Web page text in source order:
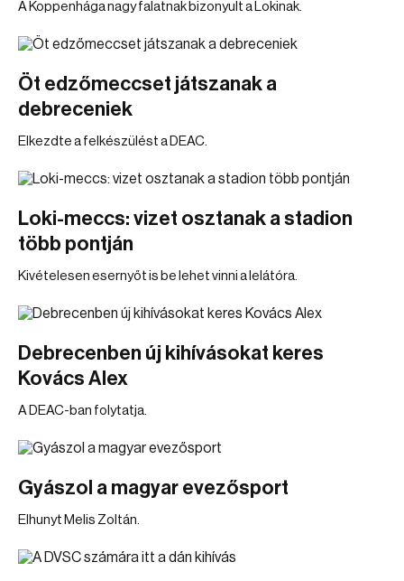
A Koppenhága nagy falatnak bizonyult a Lokinak.
Öt edzőmeccset játszanak a
debreceniek
Elkezdte a felkészülést a DEAC.
Loki-meccs: vizet osztanak a stadion
több pontján
Kivételesen esernyőt is be lehet vinni a lelátóra.
Debrecenben új kihívásokat keres
Kovács Alex
A DEAC-ban folytatja.
Gyászol a magyar evezősport
Elhunyt Melis Zoltán.